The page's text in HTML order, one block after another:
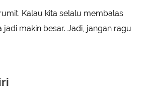
Kalau kita selalu membalas
makin besar. Jadi, jangan ragu